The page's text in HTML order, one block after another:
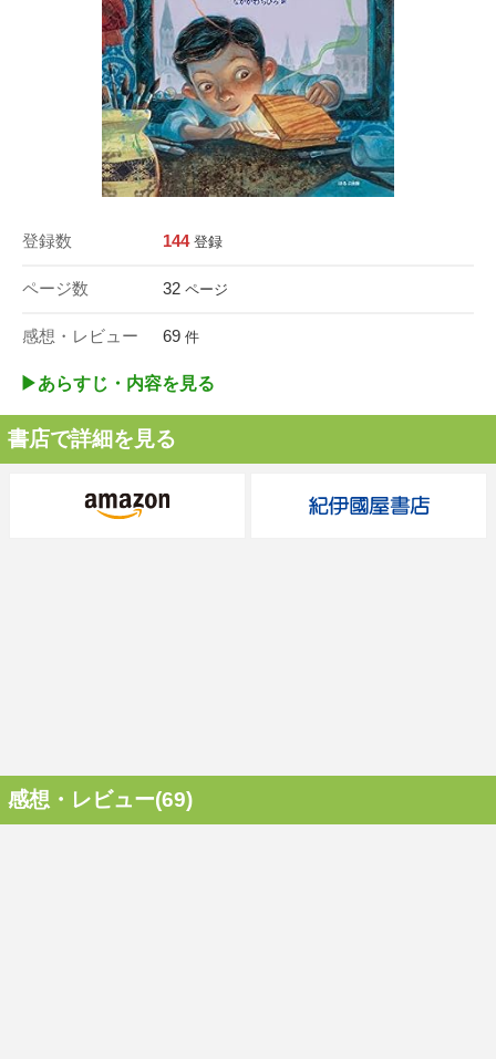
登録数 144 登録
ページ数 32 ページ
感想・レビュー 69 件
▶︎あらすじ・内容を見る
書店で詳細を見る
感想・レビュー(69)